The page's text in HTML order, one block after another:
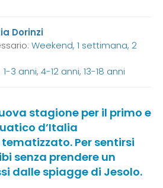
Dorinzi
Weekend, 1 settimana, 2
1-3 anni,4-12 anni,13-18 anni
stagione per il primo e
d’Italia
Per sentirsi
senza prendere un
dalle spiagge di Jesolo.